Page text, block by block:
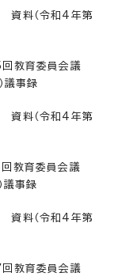
資料（令和4年第
教育委員会議
議事録
資料（令和4年第
教育委員会議
議事録
資料（令和4年第
教育委員会議